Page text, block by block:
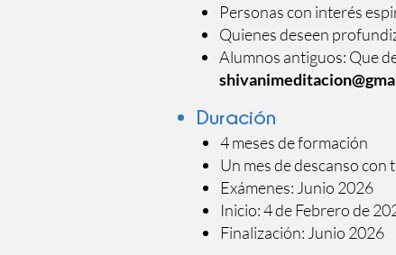
Personas con interés
Quienes deseen
Alumnos antiguos: Que
Duración
4 meses de formación
Un mes de descanso
Exámenes: Junio 2026
Inicio: 4 de Febrero de
Finalización: Junio 2026